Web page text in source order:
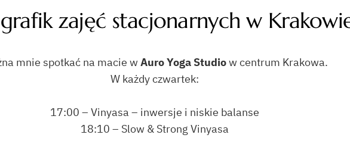
zajęć stacjonarnych w
mnie spotkać na macie wAuro Yoga Studiow centrum Krakowa.
W każdy czwartek:
17:00 – Vinyasa – inwersje i niskie balanse
18:10 – Slow & Strong Vinyasa